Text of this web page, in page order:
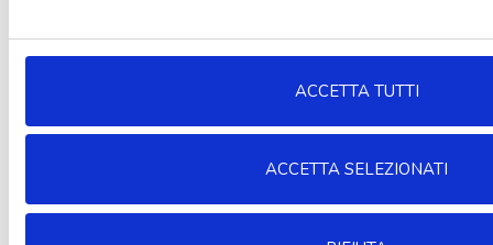
ACCETTA TUTTI
ACCETTA SELEZIONATI